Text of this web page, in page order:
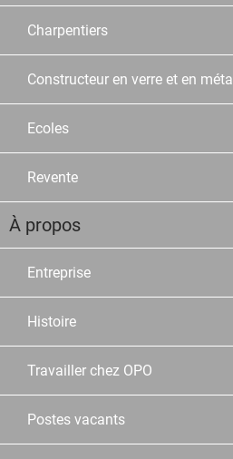
Charpentiers
Constructeur en verre et en métal
Ecoles
Revente
À propos
Entreprise
Histoire
Travailler chez OPO
Postes vacants